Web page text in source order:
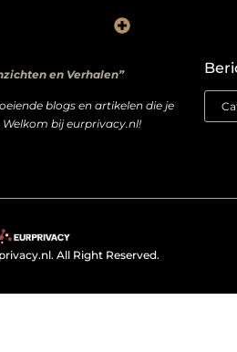
en Verhalen”
blogs en artikelen die je
bij eurprivacy.nl!
All Right Reserved.